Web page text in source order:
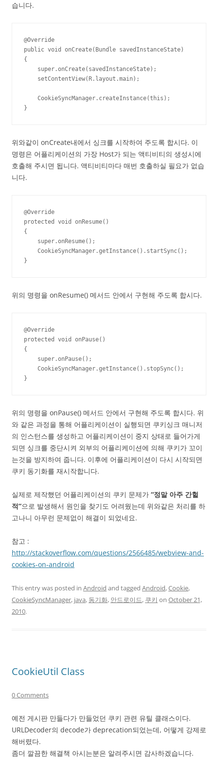
습니다.
@Override
public void onCreate(Bundle savedInstanceState)
{
super.onCreate(savedInstanceState);
setContentView(R.layout.main);
CookieSyncManager.createInstance(this);
}
위와같이 onCreate내에서 싱크를 시작하여 주도록 합시다. 이
명령은 어플리케이션의 가장 Host가 되는 액티비티의 생성시에
호출해 주시면 됩니다. 액티비티마다 매번 호출하실 필요가 없습
니다.
@Override
protected void onResume()
{
super.onResume();
CookieSyncManager.getInstance().startSync();
}
위의 명령을 onResume() 메서드 안에서 구현해 주도록 합시다.
@Override
protected void onPause()
{
super.onPause();
CookieSyncManager.getInstance().stopSync();
}
위의 명령을 onPause() 메서드 안에서 구현해 주도록 합시다. 위
와 같은 과정을 통해 어플리케이션이 실행되면 쿠키싱크 매니저
의 인스턴스를 생성하고 어플리케이션이 중지 상태로 들어가게
되면 싱크를 중단시켜 외부의 어플리케이션에 의해 쿠키가 꼬이
는것을 방지하여 줍니다. 이후에 어플리케이션이 다시 시작되면
쿠키 동기화를 재시작합니다.
실제로 제작했던 어플리케이션의 쿠키 문제가 “정말 아주 간헐
적”으로 발생해서 원인을 찾기도 어려웠는데 위와같은 처리를 하
고나니 아무런 문제없이 해결이 되었네요.
참고 :
http://stackoverflow.com/questions/2566485/webview-and-
cookies-on-android
This entry was posted in Android and tagged Android,Cookie,
CookieSyncManager, java, 동기화, 안드로이드, 쿠키 on October 21,
2010.
CookieUtil Class
0 Comments
예전 게시판 만들다가 만들었던 쿠키 관련 유틸 클래스이다.
URLDecoder의 decode가 deprecation되었는데, 어떻게 강제로
해버렸다.
좀더 깔끔한 해결책 아시는분은 알려주시면 감사하겠습니다.